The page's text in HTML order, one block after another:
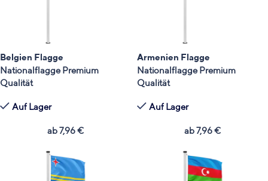
Belgien Flagge
Nationalflagge Premium
Qualität
Auf Lager
ab7,96€
Armenien Flagge
Nationalflagge Premium
Qualität
Auf Lager
ab7,96€